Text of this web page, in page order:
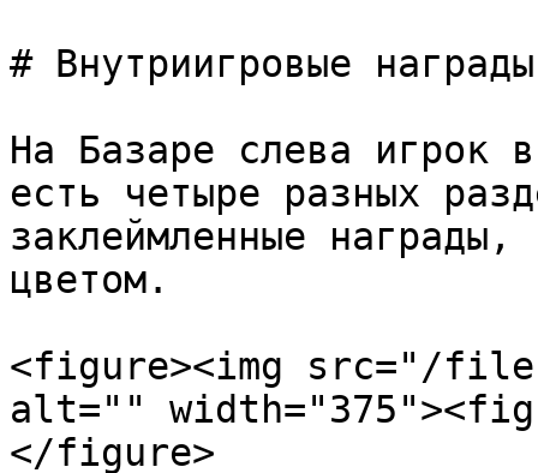
# Внутриигровые награды
На Базаре слева игрок
есть четыре разных
заклеймленные награды,
цветом.
<figure><img src="/files/
alt=""
</figure>